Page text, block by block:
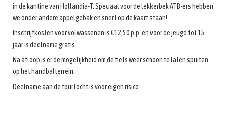
in de kantine van Hollandia-T. Speciaal voor de lekkerbek ATB-ers hebben
we onder andere appelgebak en snert op de kaart staan!
Inschrijfkosten voor volwassenen is €12,50 p.p. en voor de jeugd tot 15
jaar is deelname gratis.
Na afloop is er de mogelijkheid om de fiets weer schoon te laten spuiten
op het handbalterrein.
Deelname aan de tourtocht is voor eigen risico.